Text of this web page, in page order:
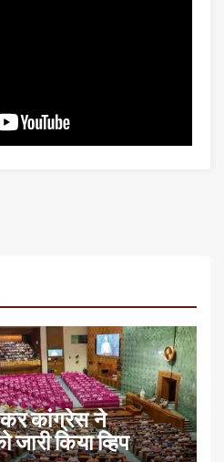
कांग्रेस ने
किया व्हिप